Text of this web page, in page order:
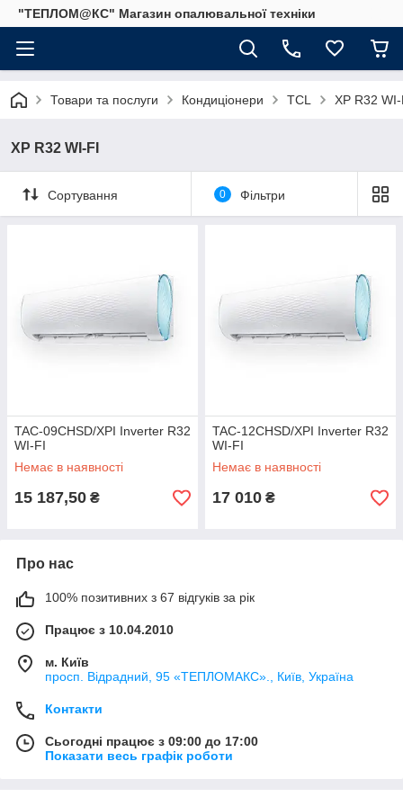
"ТЕПЛОМ@КС" Магазин опалювальної техніки
Товари та послуги Кондиціонери TCL XP R32
XP R32 WI-FI
Сортування 0 Фільтри
TAC-09CHSD/XPI Inverter R32
WI-FI
Немає в наявності
15 187,50 ₴
TAC-12CHSD/XPI Inverter R32
WI-FI
Немає в наявності
17 010 ₴
Про нас
100% позитивних з 67 відгуків за рік
Працює з 10.04.2010
м. Київ
просп. Відрадний, 95 «ТЕПЛОМАКС»., Київ, Україна
Контакти
Сьогодні працює з 09:00 до 17:00
Показати весь графік роботи